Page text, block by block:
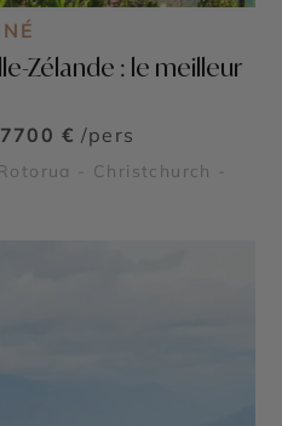
Zélande : le meilleur
7700 € /pers
- Christchurch -